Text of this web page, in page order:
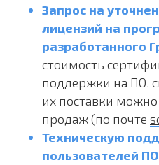
Запрос на
лицензий на
разработанного
стоимость
поддержки на ПО,
их поставки
продаж (по почте
Техническую
пользователей